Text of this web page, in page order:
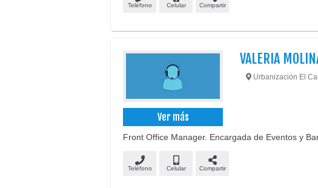
Teléfono Celular Compartir
Ver más
VALERIA
Urbanización El
Front Office Manager. Encargada de Eventos y
Teléfono Celular Compartir